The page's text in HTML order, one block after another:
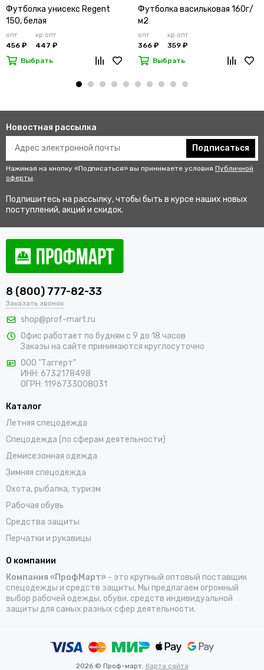
Футболка унисекс Regent
150, белая
опт
456 ₽
кр.опт
447 ₽
Выбрать
Футболка васильковая 160г/
м2
опт
366 ₽
кр.опт
359 ₽
Выбрать
Новостная рассылка
Подписаться
Нажимая на кнопку «Подписаться» вы принимаете условия Публичной
оферты.
Подпишитесь на рассылку, чтобы быть в курсе наших новых
поступлений, акций и скидок.
8 (800) 777-82-33
Заказать звонок
shop@prof-mart.ru
Офис работает по будням с 9 до 18 часов
Заказы на сайте принимаются круглосуточно
ООО "Таггерт"
ИНН: 6732178498
ОГРН: 1196733008031
Каталог
Летняя спецодежда
Спецодежда (по сферам деятельности)
Демисезонная одежда
Зимняя спецодежда
Охота, рыбалка, туризм
Рабочая обувь
Средства защиты
Перчатки и рукавицы
О компании
Компания «ПрофМарт» - это крупный оптовый поставщик
спецодежды и средств защиты. Мы предлагаем огромный
выбор рабочей одежды, обуви, средств индивидуальной
защиты для самых разных сфер деятельности.
2026 © Проф-март. Карта сайта